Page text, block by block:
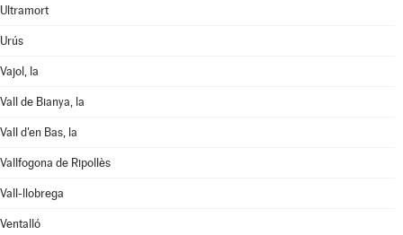
Ultramort
Urús
Vajol, la
Vall de Bianya, la
Vall d'en Bas, la
Vallfogona de Ripollès
Vall-llobrega
Ventalló